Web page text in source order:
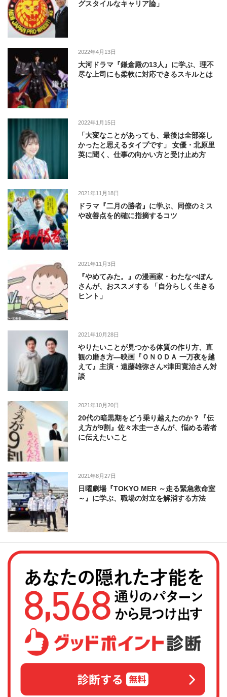
グスタイルなキャリア論」
2022年4月13日
大河ドラマ『鎌倉殿の13人』に学ぶ、理不
尽な上司にも柔軟に対応できるスキルとは
2022年1月15日
「大変なことがあっても、最後は全部楽し
かったと思えるタイプです」 女優・北原里
英に聞く、仕事の向かい方と受け止め方
2021年11月18日
ドラマ『二月の勝者』に学ぶ、同僚のミス
や改善点を的確に指摘するコツ
2021年11月3日
『やめてみた。』の漫画家・わたなべぽん
さんが、おススメする 「自分らしく生きる
ヒント」
2021年10月28日
やりたいことが見つかる体質の作り方、直
観の磨き方―映画『ＯＮＯＤＡ 一万夜を越
えて』主演・遠藤雄弥さん×津田寛治さん対
談
2021年10月20日
20代の暗黒期をどう乗り越えたのか？『伝
え方が9割』佐々木圭一さんが、悩める若者
に伝えたいこと
2021年8月27日
日曜劇場『TOKYO MER ～走る緊急救命室
～』に学ぶ、職場の対立を解消する方法